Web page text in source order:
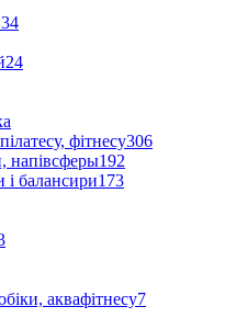
24
фітнесу306
напівсферы192
балансири173
аквафітнесу7